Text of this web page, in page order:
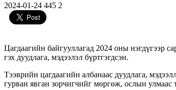
2024-01-24 445 2
Цагдаагийн байгууллагад 2024 оны нэгдүгээр
гэх дуудлага, мэдээлэл бүртгэгдсэн.
Тээврийн цагдаагийн албанаас дуудлага,
гурван явган зорчигчийг мөргөж, ослын улмаас